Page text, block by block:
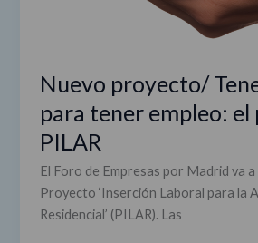
Nuevo proyecto/
para tener empleo:
PILAR
El Foro de Empresas por Madrid va
Proyecto ‘Inserción Laboral para la
Residencial’ (PILAR). Las